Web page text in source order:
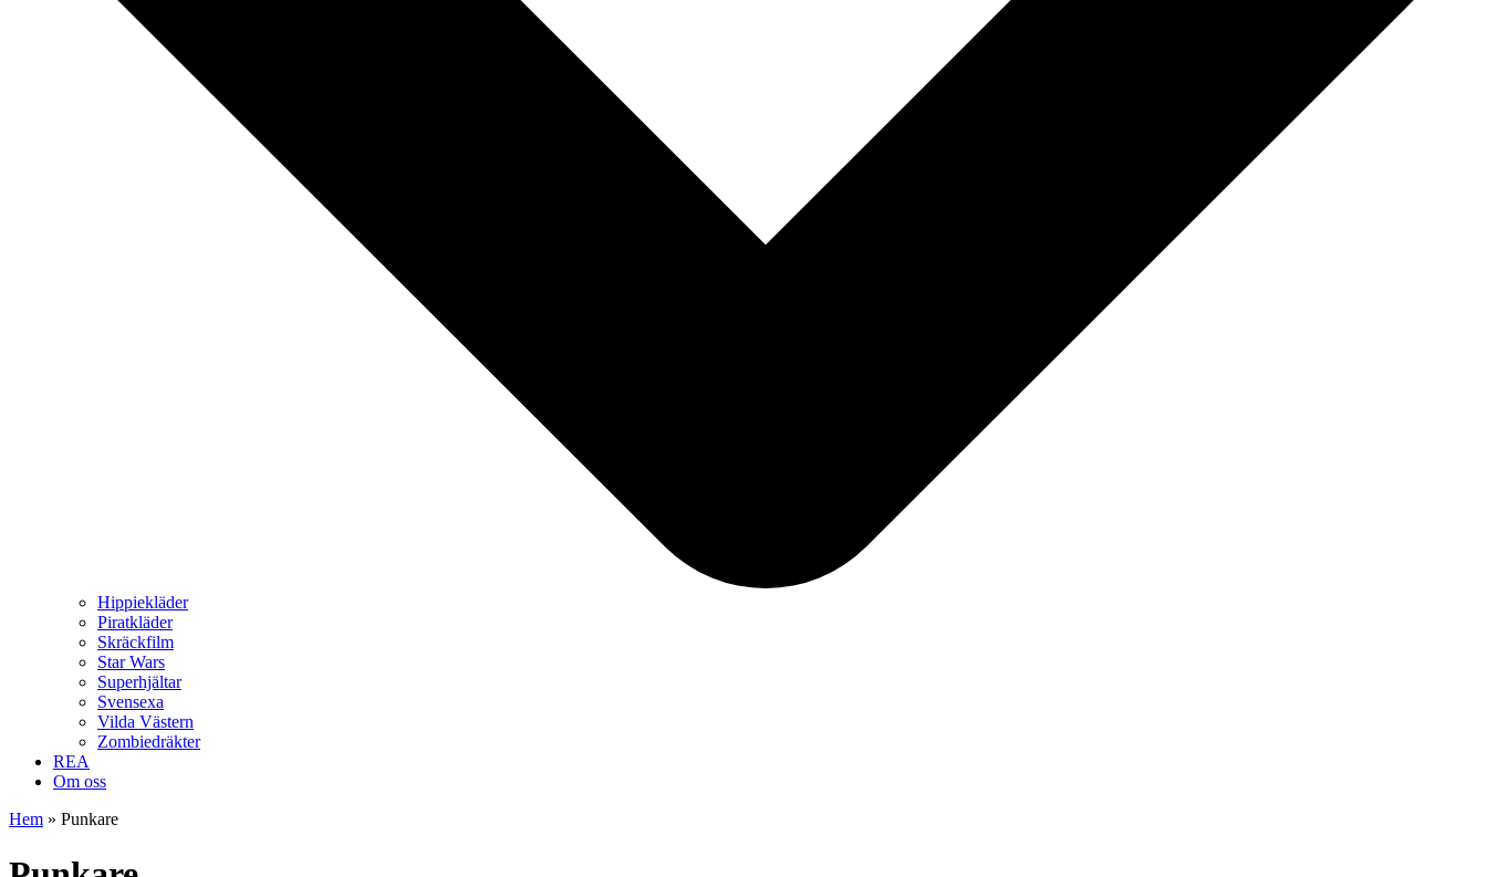
Hippiekläder
Piratkläder
Skräckfilm
Star Wars
Superhjältar
Svensexa
Vilda Västern
Zombiedräkter
REA
Om oss
Hem » Punkare